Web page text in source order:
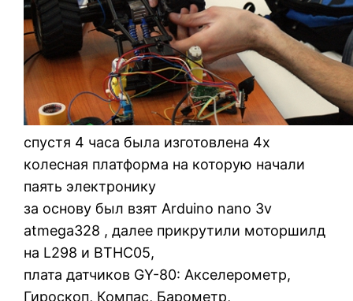
спустя 4 часа была изготовлена 4х
колесная платформа на которую начали
паять электронику
за основу был взят Arduino nano 3v
atmega328 , далее прикрутили моторшилд
на L298 и BTHC05,
плата датчиков GY-80: Акселерометр,
Гироскоп, Компас, Барометр,